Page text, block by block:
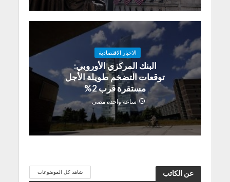
الاخبار الاقتصادية
البنك المركزي الأوروبي:
توقعات التضخم طويلة الأجل
مستقرة قرب 2%
ساعة واحدة مضى
عن الكاتب شاهد كل الموضوعات